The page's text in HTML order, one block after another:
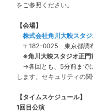
をご参照ください。
【会場】
株式会社角川大映スタ
〒182-0025 東京都調
※角川大映スタジオ正門
→各回とも、5分前まで
します。セキュリティの
【タイムスケジュール】
1回目公演